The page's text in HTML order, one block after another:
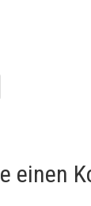
einen